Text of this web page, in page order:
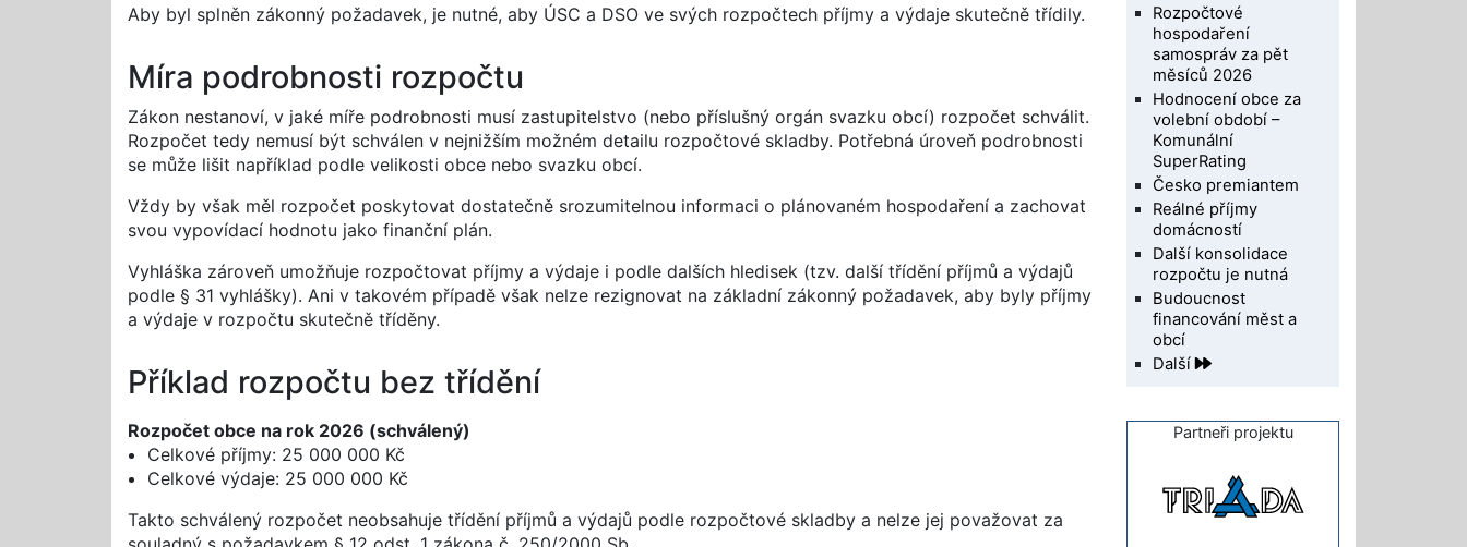
Aby byl splněn zákonný požadavek, je nutné, aby ÚSC a DSO ve svých rozpočtech příjmy a výdaje skutečně třídily.
Míra podrobnosti rozpočtu
Zákon nestanoví, v jaké míře podrobnosti musí zastupitelstvo (nebo příslušný orgán svazku obcí) rozpočet schválit.
Rozpočet tedy nemusí být schválen v nejnižším možném detailu rozpočtové skladby. Potřebná úroveň podrobnosti
se může lišit například podle velikosti obce nebo svazku obcí.
Vždy by však měl rozpočet poskytovat dostatečně srozumitelnou informaci o plánovaném hospodaření a zachovat
svou vypovídací hodnotu jako finanční plán.
Vyhláška zároveň umožňuje rozpočtovat příjmy a výdaje i podle dalších hledisek (tzv. další třídění příjmů a výdajů
podle § 31 vyhlášky). Ani v takovém případě však nelze rezignovat na základní zákonný požadavek, aby byly příjmy
a výdaje v rozpočtu skutečně tříděny.
Příklad rozpočtu bez třídění
Rozpočet obce na rok 2026 (schválený)
Celkové příjmy: 25 000 000 Kč
Celkové výdaje: 25 000 000 Kč
Takto schválený rozpočet neobsahuje třídění příjmů a výdajů podle rozpočtové skladby a nelze jej považovat za
Rozpočtové
hospodaření
samospráv za pět
měsíců 2026
Hodnocení obce za
volební období –
Komunální
SuperRating
Česko premiantem
Reálné příjmy
domácností
Další konsolidace
rozpočtu je nutná
Budoucnost
financování měst a
obcí
Další
Partneři projektu